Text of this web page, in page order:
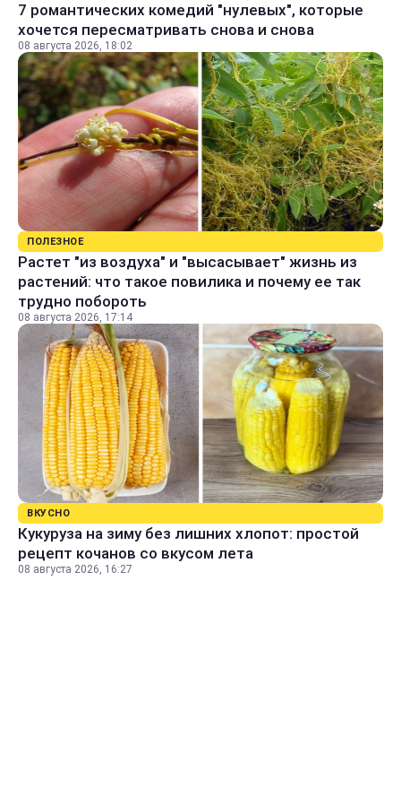
7 романтических комедий "нулевых", которые
хочется пересматривать снова и снова
08 августа 2026, 18:02
ПОЛЕЗНОЕ
Растет "из воздуха" и "высасывает" жизнь из
растений: что такое повилика и почему ее так
трудно побороть
08 августа 2026, 17:14
ВКУСНО
Кукуруза на зиму без лишних хлопот: простой
рецепт кочанов со вкусом лета
08 августа 2026, 16:27